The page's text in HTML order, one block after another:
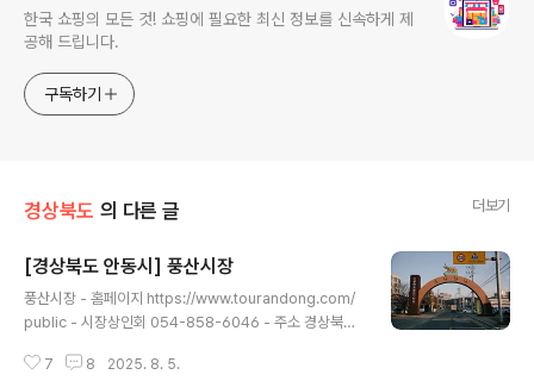
한국 쇼핑의 모든 것! 쇼핑에 필요한 최신 정보를 신속하게 제
공해 드립니다.
구독하기
경상북도 의 다른 글 더보기
[경상북도 안동시] 풍산시장
풍산시장 - 홈페이지 https://www.tourandong.com/
public - 시장상인회 054-858-6046 - 주소 경상북도
산시장은 풍산장터라고도 한다. 1917년 경에 형성된 것으
7 8 2025. 8. 5.